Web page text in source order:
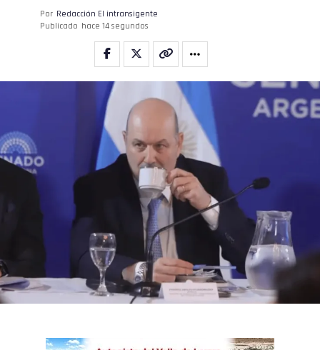
Por Redacción El intransigente
Publicado hace 14 segundos
Flipboard
Reddit
Pinterest
Whatsapp